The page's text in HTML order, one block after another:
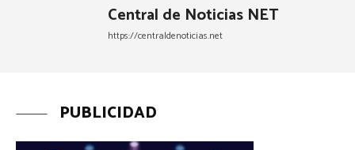
Central de Noticias NET
https://centraldenoticias.net
PUBLICIDAD